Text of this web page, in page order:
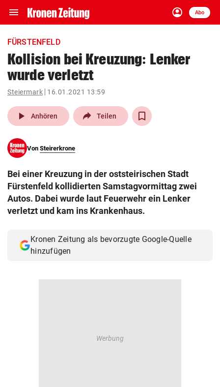
menu Navigation
ein-/ausklappen
account_circle
Anmelden
Abo
close Schließen
account_circle Anmelden
pin_drop
Wien arrow_right
search
eingeben
Muthgasse 2, 1190 Wien
FÜRSTENFELD
Kollision bei Kreuzung: Lenker
wurde verletzt
Steiermark 16.01.2021 13:59
play_arrow Anhören Teilen
Von Steirerkrone
Bei einer Kreuzung in der oststeirischen Stadt
Fürstenfeld kollidierten Samstagvormittag zwei
Autos. Dabei wurde laut Feuerwehr ein Lenker
verletzt und kam ins Krankenhaus.
Kronen Zeitung als bevorzugte Google-Quelle
hinzufügen